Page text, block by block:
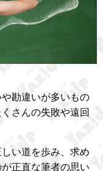
勘違いが多いもの
さんの失敗や遠回
い道を歩み、求め
正直な筆者の思い